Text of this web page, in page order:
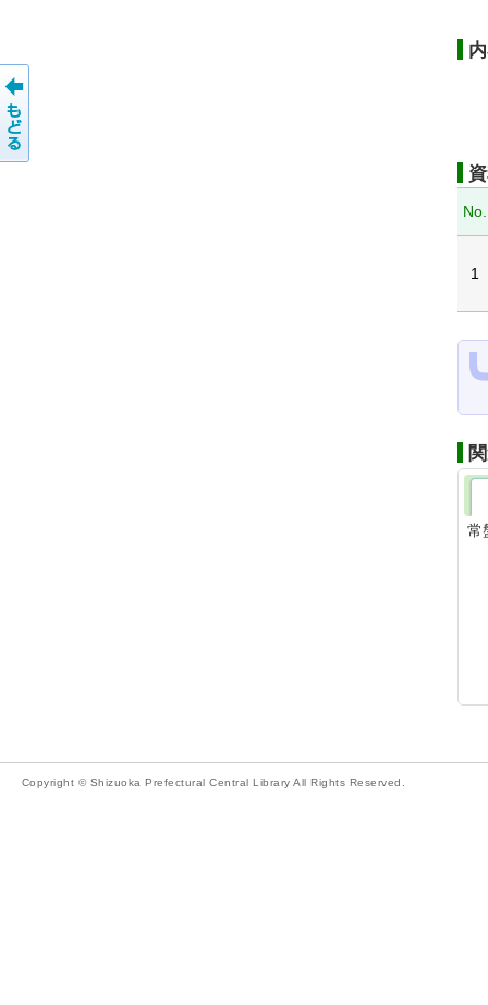
No.
1
常
Copyright © Shizuoka Prefectural Central Library All Rights Reserved.